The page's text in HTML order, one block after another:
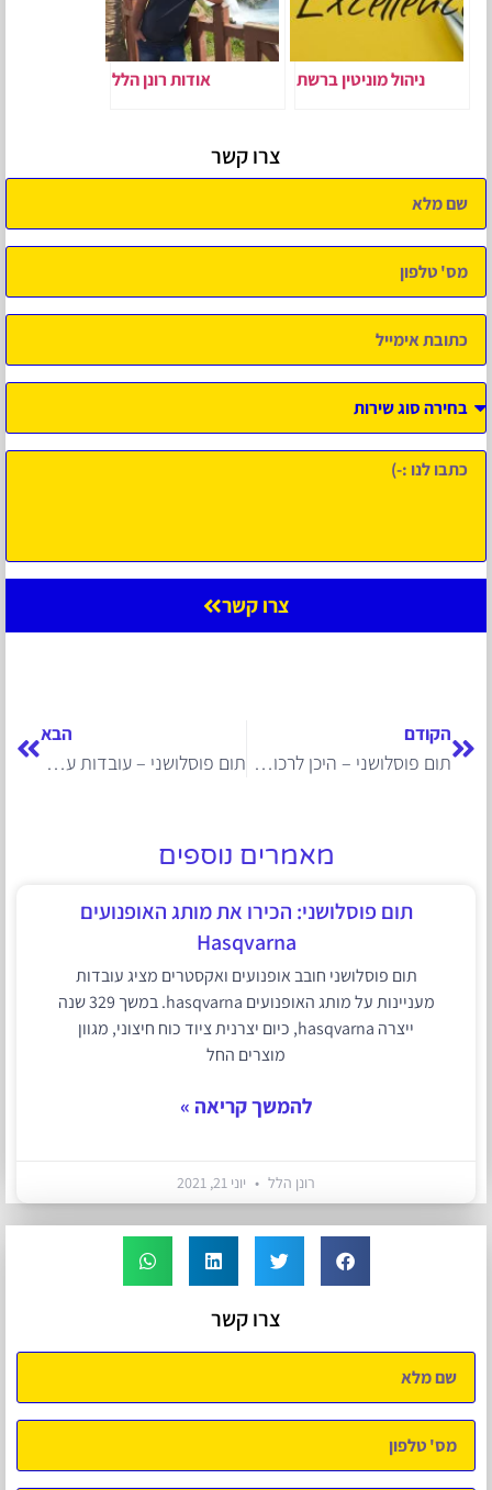
ניהול מוניטין ברשת אודות רונן הלל
צרו קשר
צרו קשר
הקודם
תום פוסלושני – היכן לרכוש ציוד צלילה
הבא
תום פוסלושני – עובדות על הביטלס
מאמרים נוספים
תום פוסלושני: הכירו את מותג האופנועים
Hasqvarna
תום פוסלושני חובב אופנועים ואקסטרים מציג עובדות
מעניינות על מותג האופנועים hasqvarna. במשך 329 שנה
ייצרה hasqvarna, כיום יצרנית ציוד כוח חיצוני, מגוון
מוצרים החל
להמשך קריאה »
רונן הלל יוני 21, 2021
צרו קשר